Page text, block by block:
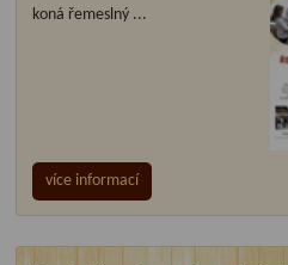
koná řemeslný ...
více informací